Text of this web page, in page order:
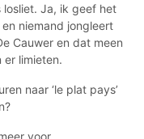
losliet. Ja, ik geef het
niemand jongleert
Cauwer en dat meen
er limieten.
naar ‘le plat pays’
voor.